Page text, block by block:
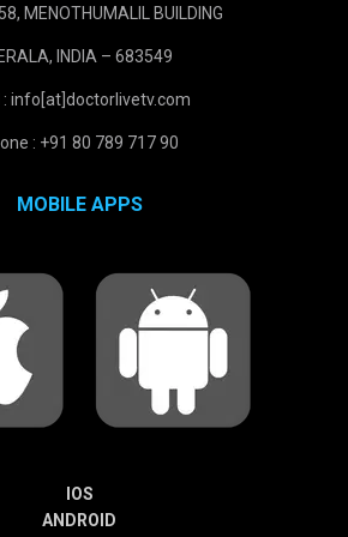
MENOTHUMALIL BUILDING
INDIA – 683549
: info[at]doctorlivetv.com
: +91 80 789 717 90
MOBILE APPS
IOS
ANDROID